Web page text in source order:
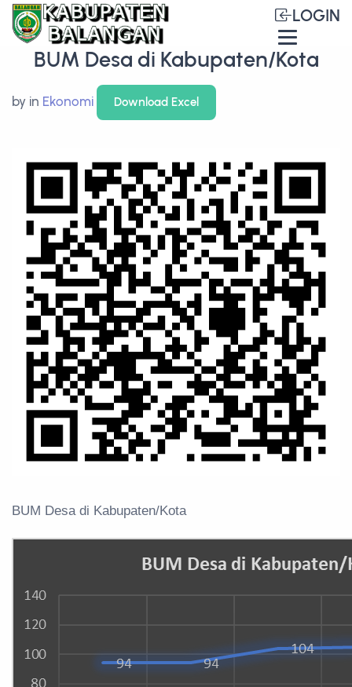
LOGIN
BUM Desa di Kabupaten/Kota
by in Ekonomi Download Excel
BUM Desa di Kabupaten/Kota